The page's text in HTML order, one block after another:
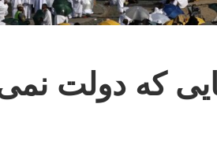
عرفه ۱۴۰۵ معنایی که